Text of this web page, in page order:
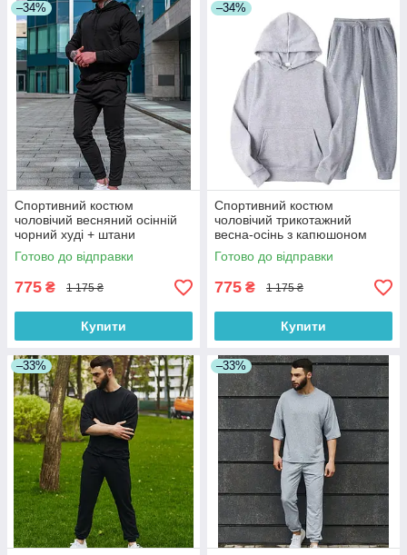
–34%
Спортивний костюм
чоловічий весняний осінній
чорний худі + штани
Туреччина. Живе фото.
Чоловічий спортивний
Готово до відправки
775 ₴ 1 175 ₴
Купити
–34%
Спортивний костюм
чоловічий трикотажний
весна-осінь з капюшоном
сірий. Живе фото. Чоловічий
костюм
Готово до відправки
775 ₴ 1 175 ₴
Купити
–33% –33%